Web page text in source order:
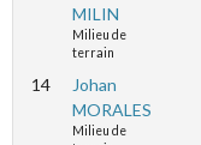
MILIN
Milieu de
terrain
14
Johan
MORALES
Milieu de